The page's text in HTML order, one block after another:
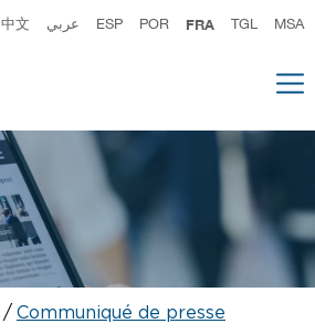
中文 عربي ESP POR FRA TGL MSA
Communiqué de presse